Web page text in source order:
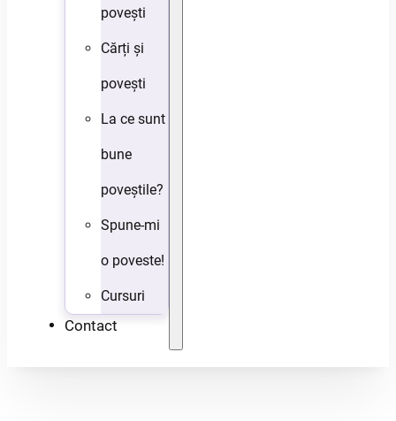
povești
Cărți și
povești
La ce sunt
bune
poveștile?
Spune-mi
o poveste!
Cursuri
Contact